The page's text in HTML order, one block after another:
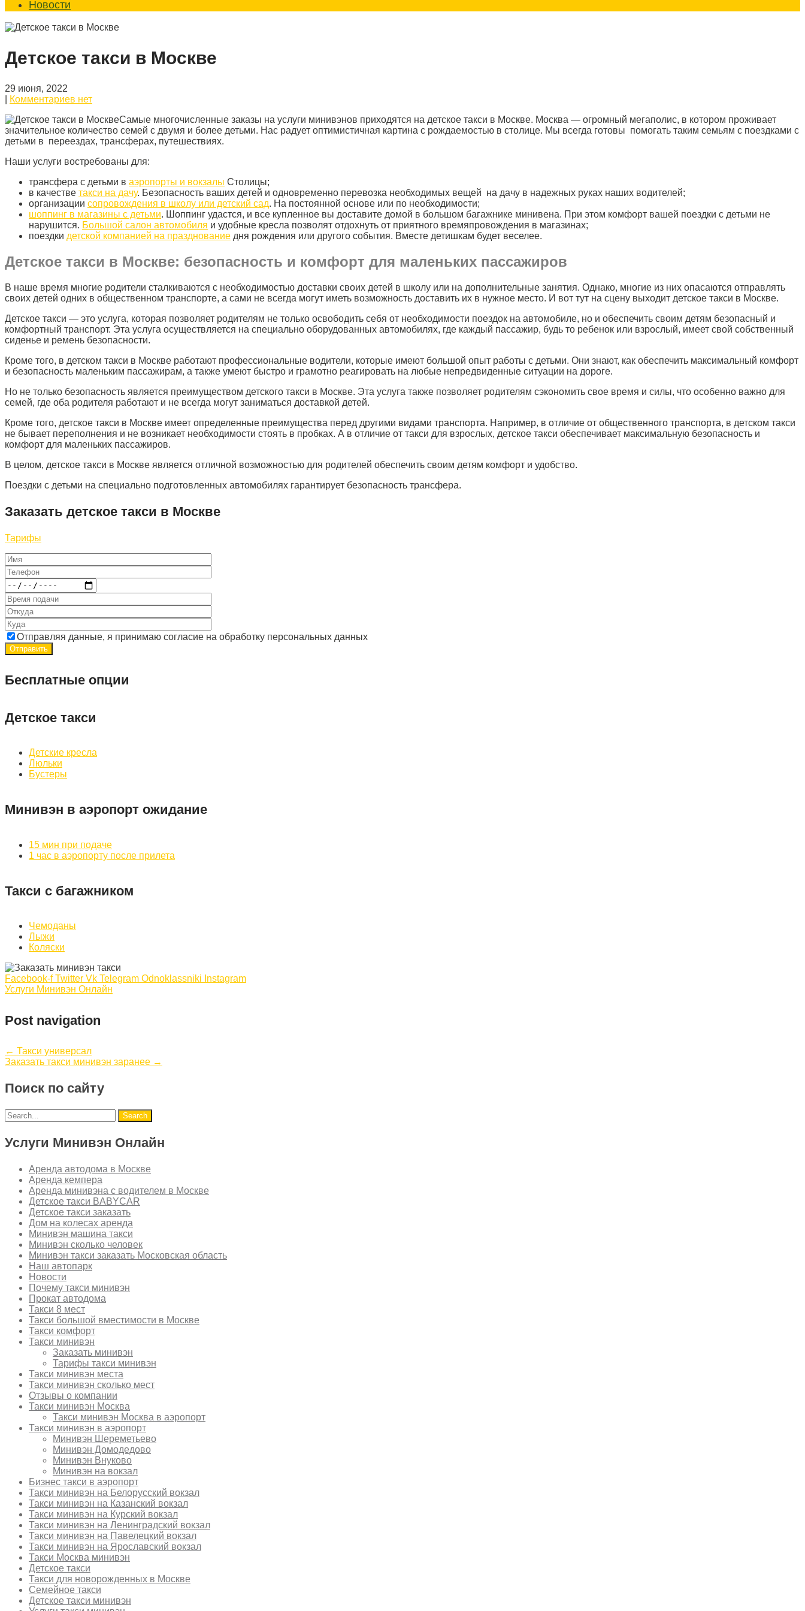
Новости
Детское такси в Москве
29 июня, 2022
Комментариев нет
Самые многочисленные заказы на услуги минивэнов приходятся на детское такси в Москве. Москва — огромный мегаполис, в котором проживает
значительное количество семей с двумя и более детьми. Нас радует оптимистичная картина с рождаемостью в столице. Мы всегда готовы помогать таким семьям с поездками с
детьми в переездах, трансферах, путешествиях.
Наши услуги востребованы для:
трансфера с детьми в аэропорты и вокзалы Столицы;
в качестве такси на дачу. Безопасность ваших детей и одновременно перевозка необходимых вещей на дачу в надежных руках наших водителей;
организации сопровождения в школу или детский сад. На постоянной основе или по необходимости;
шоппинг в магазины с детьми. Шоппинг удастся, и все купленное вы доставите домой в большом багажнике минивена. При этом комфорт вашей поездки с детьми не
нарушится. Большой салон автомобиля и удобные кресла позволят отдохнуть от приятного времяпровождения в магазинах;
поездки детской компанией на празднование дня рождения или другого события. Вместе детишкам будет веселее.
Детское такси в Москве: безопасность и комфорт для маленьких пассажиров
В наше время многие родители сталкиваются с необходимостью доставки своих детей в школу или на дополнительные занятия. Однако, многие из них опасаются отправлять
своих детей одних в общественном транспорте, а сами не всегда могут иметь возможность доставить их в нужное место. И вот тут на сцену выходит детское такси в Москве.
Детское такси — это услуга, которая позволяет родителям не только освободить себя от необходимости поездок на автомобиле, но и обеспечить своим детям безопасный и
комфортный транспорт. Эта услуга осуществляется на специально оборудованных автомобилях, где каждый пассажир, будь то ребенок или взрослый, имеет свой собственный
сиденье и ремень безопасности.
Кроме того, в детском такси в Москве работают профессиональные водители, которые имеют большой опыт работы с детьми. Они знают, как обеспечить максимальный комфорт
и безопасность маленьким пассажирам, а также умеют быстро и грамотно реагировать на любые непредвиденные ситуации на дороге.
Но не только безопасность является преимуществом детского такси в Москве. Эта услуга также позволяет родителям сэкономить свое время и силы, что особенно важно для
семей, где оба родителя работают и не всегда могут заниматься доставкой детей.
Кроме того, детское такси в Москве имеет определенные преимущества перед другими видами транспорта. Например, в отличие от общественного транспорта, в детском такси
не бывает переполнения и не возникает необходимости стоять в пробках. А в отличие от такси для взрослых, детское такси обеспечивает максимальную безопасность и
комфорт для маленьких пассажиров.
В целом, детское такси в Москве является отличной возможностью для родителей обеспечить своим детям комфорт и удобство.
Поездки с детьми на специально подготовленных автомобилях гарантирует безопасность трансфера.
Заказать детское такси в Москве
Тарифы
Отправляя данные, я принимаю согласие на обработку персональных данных
Бесплатные опции
Детское такси
Детские кресла
Люльки
Бустеры
Минивэн в аэропорт ожидание
15 мин при подаче
1 час в аэропорту после прилета
Такси с багажником
Чемоданы
Лыжи
Коляски
Facebook-f Twitter Vk Telegram Odnoklassniki Instagram
Услуги Минивэн Онлайн
Post navigation
← Такси универсал
Заказать такси минивэн заранее →
Поиск по сайту
Услуги Минивэн Онлайн
Аренда автодома в Москве
Аренда кемпера
Аренда минивэна с водителем в Москве
Детское такси BABYCAR
Детское такси заказать
Дом на колесах аренда
Минивэн машина такси
Минивэн сколько человек
Минивэн такси заказать Московская область
Наш автопарк
Новости
Почему такси минивэн
Прокат автодома
Такси 8 мест
Такси большой вместимости в Москве
Такси комфорт
Такси минивэн
Заказать минивэн
Тарифы такси минивэн
Такси минивэн места
Такси минивэн сколько мест
Отзывы о компании
Такси минивэн Москва
Такси минивэн Москва в аэропорт
Такси минивэн в аэропорт
Минивэн Шереметьево
Минивэн Домодедово
Минивэн Внуково
Минивэн на вокзал
Бизнес такси в аэропорт
Такси минивэн на Белорусский вокзал
Такси минивэн на Казанский вокзал
Такси минивэн на Курский вокзал
Такси минивэн на Ленинградский вокзал
Такси минивэн на Павелецкий вокзал
Такси минивэн на Ярославский вокзал
Такси Москва минивэн
Детское такси
Такси для новорожденных в Москве
Семейное такси
Детское такси минивэн